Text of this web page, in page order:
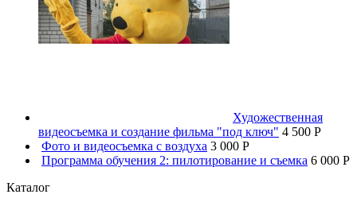
Художественная
видеосъемка и создание фильма "под ключ" 4 500 P
Фото и видеосъемка с воздуха 3 000 P
Программа обучения 2: пилотирование и съемка 6 000 P
Каталог